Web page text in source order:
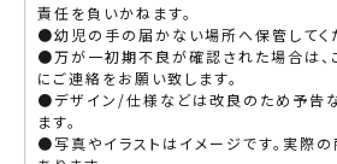
責任を負いかねます。
●幼児の手の届かない場所へ保管してく
●万が一初期不良が確認された場合は、
にご連絡をお願い致します。
●デザイン/仕様などは改良のため予告
ます。
●写真やイラストはイメージです。実際